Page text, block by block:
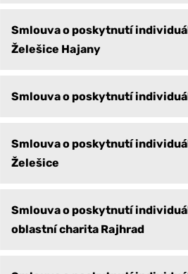
Smlouva o poskytnutí
Želešice Hajany
Smlouva o poskytnutí
Smlouva o poskytnutí
Želešice
Smlouva o poskytnutí
oblastní charita Rajhrad